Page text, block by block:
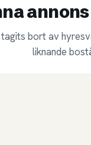
bort av
liknande